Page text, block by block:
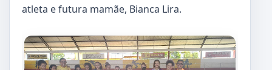
atleta e futura mamãe, Bianca Lira.